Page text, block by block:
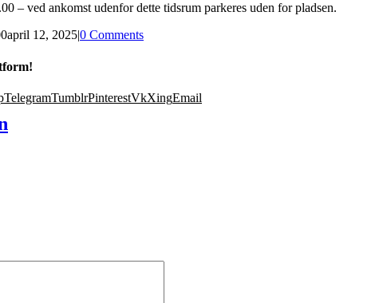
– ved ankomst udenfor dette tidsrum parkeres uden for pladsen.
april 12, 2025|0 Comments
TelegramTumblrPinterestVkXingEmail